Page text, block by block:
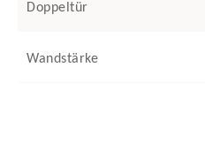
Doppeltür
Wandstärke